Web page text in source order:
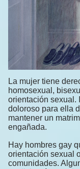
La mujer tiene
homosexual,
orientación sexual.
doloroso para ella
mantener un
engañada.
Hay hombres gay
orientación sexual
comunidades.